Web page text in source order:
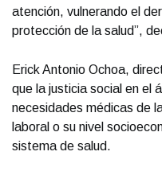
atención, vulnerando el
protección de la salud”,
Erick Antonio Ochoa,
que la justicia social en el
necesidades médicas de
laboral o su nivel
sistema de salud.